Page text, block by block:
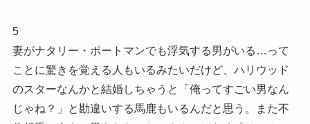
5
妻がナタリー・ポートマンでも浮気する男がいる…って
ことに驚きを覚える人もいるみたいだけど、ハリウッド
のスターなんかと結婚しちゃうと「俺ってすごい男なん
じゃね？」と勘違いする馬鹿もいるんだと思う。また不